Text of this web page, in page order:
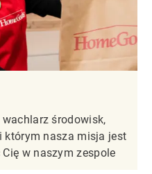
wachlarz środowisk,
którym nasza misja jest
w naszym zespole